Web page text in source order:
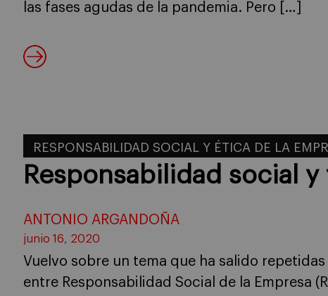
las fases agudas de la pandemia. Pero […]
RESPONSABILIDAD SOCIAL Y ÉTICA DE LA
Responsabilidad social
ANTONIO ARGANDOÑA
junio 16, 2020
Vuelvo sobre un tema que ha salido
entre Responsabilidad Social de la Empresa